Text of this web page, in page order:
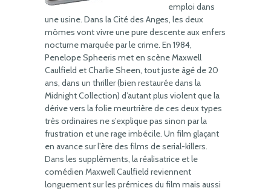
emploi dans
une usine. Dans la Cité des Anges, les deux
mômes vont vivre une pure descente aux enfers
nocturne marquée par le crime. En 1984,
Penelope Spheeris met en scène Maxwell
Caulfield et Charlie Sheen, tout juste âgé de 20
ans, dans un thriller (bien restaurée dans la
Midnight Collection) d’autant plus violent que la
dérive vers la folie meurtrière de ces deux types
très ordinaires ne s’explique pas sinon par la
frustration et une rage imbécile. Un film glaçant
en avance sur l’ère des films de serial-killers.
Dans les suppléments, la réalisatrice et le
comédien Maxwell Caulfield reviennent
longuement sur les prémices du film mais aussi